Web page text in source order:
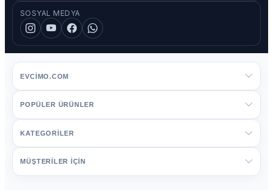
SOSYAL MEDYA
EVCIMO.COM
POPÜLER ÜRÜNLER
KATEGORİLER
MÜŞTERİLER İÇİN